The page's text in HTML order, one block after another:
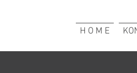
H O M E